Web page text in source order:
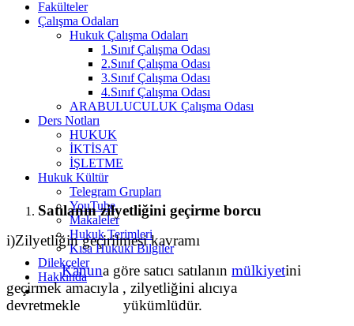
Fakülteler
Çalışma Odaları
Hukuk Çalışma Odaları
1.Sınıf Çalışma Odası
2.Sınıf Çalışma Odası
3.Sınıf Çalışma Odası
4.Sınıf Çalışma Odası
ARABULUCULUK Çalışma Odası
Ders Notları
HUKUK
İKTİSAT
İŞLETME
Hukuk Kültür
Telegram Grupları
YouTube
Makaleler
Hukuk Terimleri
Kısa Hukuki Bilgiler
Dilekçeler
Hakkında
Satılanın zilyetliğini geçirme borcu
i)Zilyetliğin geçirilmesi kavramı
Kanuna göre satıcı satılanın mülkiyetini
geçirmek amacıyla , zilyetliğini alıcıya
devretmekle yükümlüdür.